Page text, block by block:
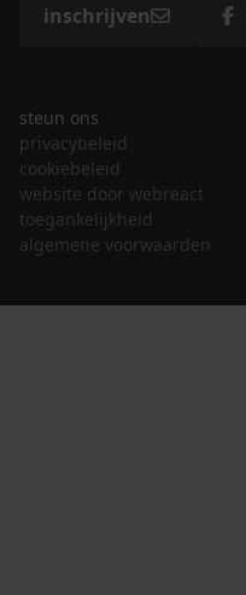
inschrijven
steun ons
privacybeleid
cookiebeleid
website door webreact
toegankelijkheid
algemene voorwaarden